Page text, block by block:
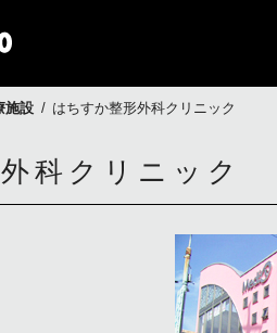
施設 はちすか整形外科クリニック
科クリニック